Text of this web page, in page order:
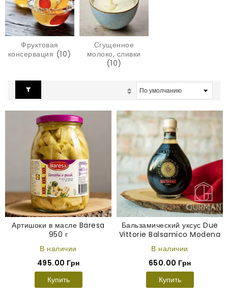
Фруктовая
консервация (10)
Сгущенное
молоко, сливки
(10)
Артишоки в масле Baresa
950 г
В наличии
495.00 Грн
Купить
Бальзамический уксус Due
Vittorie Balsamico Modena
В наличии
650.00 Грн
Купить